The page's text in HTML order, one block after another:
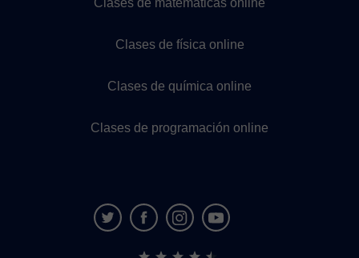
Clases de matemáticas online
Clases de física online
Clases de química online
Clases de programación online